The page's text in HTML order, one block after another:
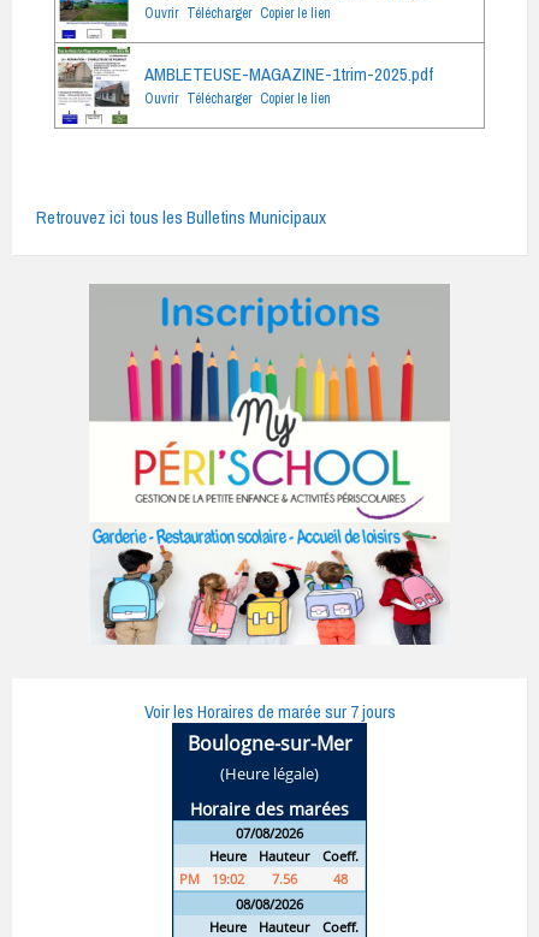
Ouvrir Télécharger Copier le lien
AMBLETEUSE-MAGAZINE-1trim-2025.pdf
Ouvrir Télécharger Copier le lien
Retrouvez ici tous les Bulletins Municipaux
Voir les Horaires de marée sur 7 jours